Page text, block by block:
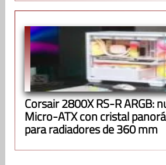
Corsair 2800X RS-R ARGB:
Micro-ATX con cristal
para radiadores de 360 mm